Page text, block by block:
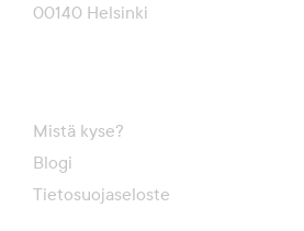
00140 Helsinki
Mistä kyse?
Blogi
Tietosuojaseloste